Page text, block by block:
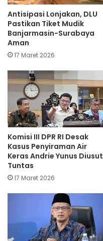
Antisipasi Lonjakan, DLU
Pastikan Tiket Mudik
Banjarmasin-Surabaya
Aman
17 Maret 2026
Komisi III DPR RI Desak
Kasus Penyiraman Air
Keras Andrie Yunus Diusut
Tuntas
17 Maret 2026